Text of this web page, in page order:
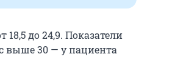
до 24,9. Показатели
выше 30 — у пациента